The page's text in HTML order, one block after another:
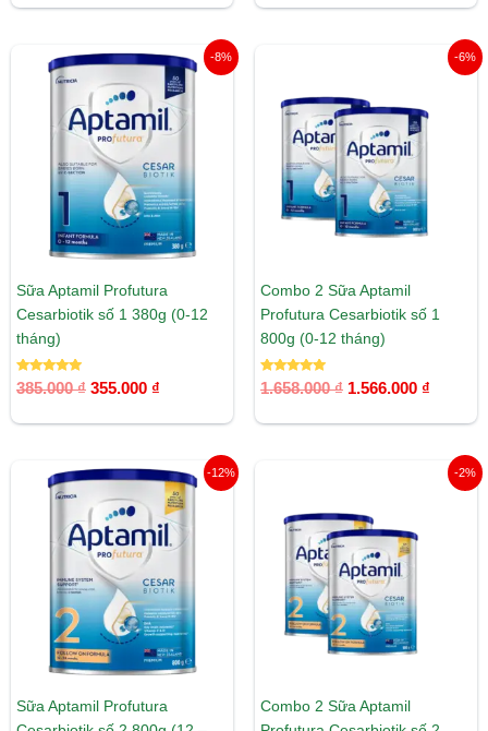
-8%
Sữa Aptamil Profutura
Cesarbiotik số 1 380g (0-12
tháng)
Được xếp
hạng
385.000₫
Giá
là:
385.000 ₫.
355.000 ₫
Giá
hiện
tại
là:
355.000 ₫.
-6%
Combo 2 Sữa Aptamil
Profutura Cesarbiotik số 1
800g (0-12 tháng)
Được xếp
hạng
1.658.000₫
là:
1.658.000 ₫.
1.566.000 ₫
Giá
hiện
-12%
Sữa Aptamil Profutura
Giá
là:
705.000 ₫.
Giá
hiện
tại
là:
622.000 ₫.
-2%
Combo 2 Sữa Aptamil
là:
1.450.000 ₫.
Giá
hiện